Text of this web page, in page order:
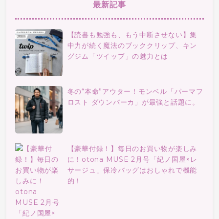
最新記事
【読書も勉強も、もう中断させない】集
中力が続く魔法のブッククリップ、キン
グジム「ツイップ」の魅力とは
冬の“本命”アウター！モンベル「パーマフ
ロスト ダウンパーカ」が最強と話題に。
【豪華付録！】毎日のお買い物が楽しみ
に！otona MUSE 2月号「紀ノ国屋×レ
サージュ」保冷バッグはおしゃれで機能
的！